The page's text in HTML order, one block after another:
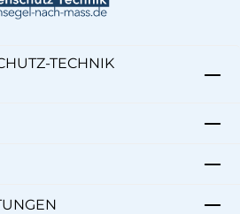
TECHNIK